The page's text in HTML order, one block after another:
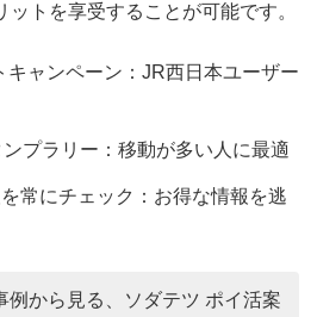
トを享受することが可能です。
キャンペーン：JR西日本ユーザー
プラリー：移動が多い人に最適
常にチェック：お得な情報を逃
例から見る、ソダテツ ポイ活案